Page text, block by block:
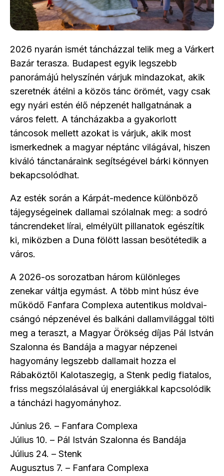
2026 nyarán ismét táncházzal telik meg a Várkert
Bazár terasza. Budapest egyik legszebb
panorámájú helyszínén várjuk mindazokat, akik
szeretnék átélni a közös tánc örömét, vagy csak
egy nyári estén élő népzenét hallgatnának a
város felett. A táncházakba a gyakorlott
táncosok mellett azokat is várjuk, akik most
ismerkednek a magyar néptánc világával, hiszen
kiváló tánctanáraink segítségével bárki könnyen
bekapcsolódhat.
Az esték során a Kárpát-medence különböző
tájegységeinek dallamai szólalnak meg: a sodró
táncrendeket lírai, elmélyült pillanatok egészítik
ki, miközben a Duna fölött lassan besötétedik a
város.
A 2026-os sorozatban három különleges
zenekar váltja egymást. A több mint húsz éve
működő Fanfara Complexa autentikus moldvai-
csángó népzenével és balkáni dallamvilággal tölti
meg a teraszt, a Magyar Örökség díjas Pál István
Szalonna és Bandája a magyar népzenei
hagyomány legszebb dallamait hozza el
Rábaköztől Kalotaszegig, a Stenk pedig fiatalos,
friss megszólalásával új energiákkal kapcsolódik
a táncházi hagyományhoz.
Június 26. – Fanfara Complexa
Július 10. – Pál István Szalonna és Bandája
Július 24. – Stenk
Augusztus 7. – Fanfara Complexa